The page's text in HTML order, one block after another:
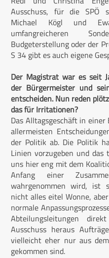
Ausschuss, für die SPÖ
Michael Kögl und
umfangreicheren
Budgeterstellung oder der
S 34 gibt es auch eigene
Der Magistrat war es seit
der Bürgermeister und
entscheiden. Nun reden
das für Irritationen?
Das Alltagsgeschäft in
allermeisten
der Politik ab. Die Politik
Linien vorzugeben und
uns hier eng mit dem
Anfang einer
wahrgenommen wird, ist
nicht alles eitel Wonne,
normale
Abteilungsleitungen
Ausschuss heraus
vielleicht eher nur aus
gekommen sind.